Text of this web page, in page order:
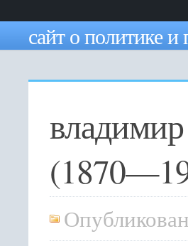
сайт о политике и